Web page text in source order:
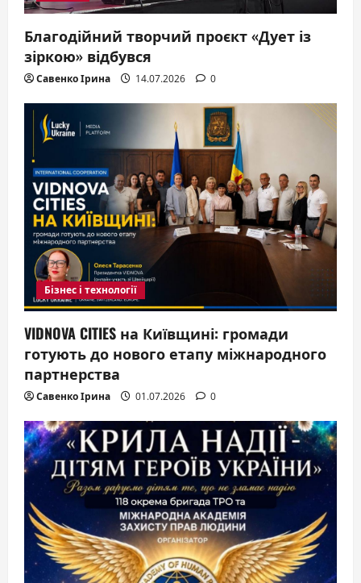
Благодійний творчий проєкт «Дует із
зіркою» відбувся
Савенко Ірина 14.07.2026 0
Бізнес і технології
VIDNOVA CITIES на Київщині: громади
готують до нового етапу міжнародного
партнерства
Савенко Ірина 01.07.2026 0